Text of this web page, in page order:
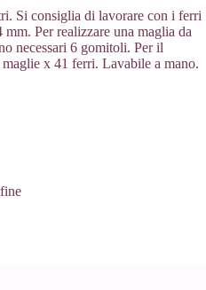
Si consiglia di lavorare con i ferri
Per realizzare una maglia da
necessari 6 gomitoli. Per il
x 41 ferri. Lavabile a mano.